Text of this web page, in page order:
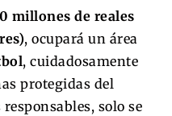
millones de reales
, ocupará un área
, cuidadosamente
protegidas del
solo se